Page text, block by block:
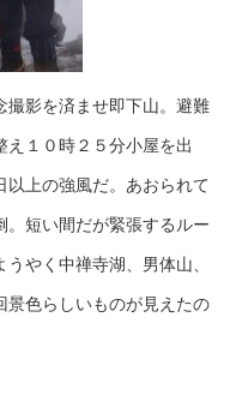
撮影を済ませ即下山。避難
１０時２５分小屋を出
以上の強風だ。あおられて
。短い間だが緊張するルー
やく中禅寺湖、男体山、
景色らしいものが見えたの